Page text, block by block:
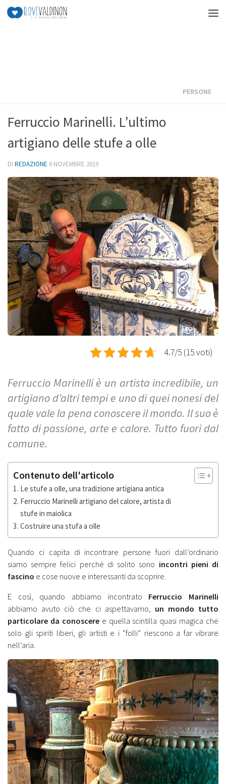
Salta al contenuto
PERSONE
Ferruccio Marinelli. L’ultimo
artigiano delle stufe a olle
DI REDAZIONE 6 NOVEMBRE 2019
4.7/5 (15 voti)
Ferruccio Marinelli è un artista incredibile, un
artigiano d’altri tempi e uno di quei nonesi del
quale vale la pena conoscere il mondo. Il suo è
fatto di passione, arte e calore. Tutto fuori dal
comune.
Contenuto dell'articolo
Le stufe a olle, una tradizione artigiana antica
Ferruccio Marinelli artigiano del calore, artista di
stufe in maiolica
Costruire una stufa a olle
Quando ci capita di incontrare persone fuori dall’ordinario
siamo sempre felici perché di solito sono incontri pieni di
fascino e cose nuove e interessanti da scoprire.
E così, quando abbiamo incontrato Ferruccio Marinelli
abbiamo avuto ciò che ci aspettavamo, un mondo tutto
particolare da conosceree quella scintilla quasi magica che
solo gli spiriti liberi, gli artisti e i “folli” riescono a far vibrare
nell’aria.